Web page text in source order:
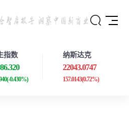
指数
(-0.430%)
纳斯达克
22043.0747
157.0143(0.72%)